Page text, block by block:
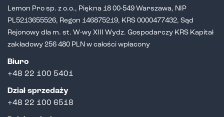
Lemon Pro sp. z o.o., Piękna 18 00-549 Warszawa, NIP
PL5213655526, Regon 146875219, KRS 0000477432, Sąd
Rejonowy dla m. st. W-wy XIII Wydz. Gospodarczy KRS Kapitał
zakładowy 256 480 PLN w całości wpłacony
Biuro
+48 22 100 5401
Dział sprzedaży
+48 22 100 6518